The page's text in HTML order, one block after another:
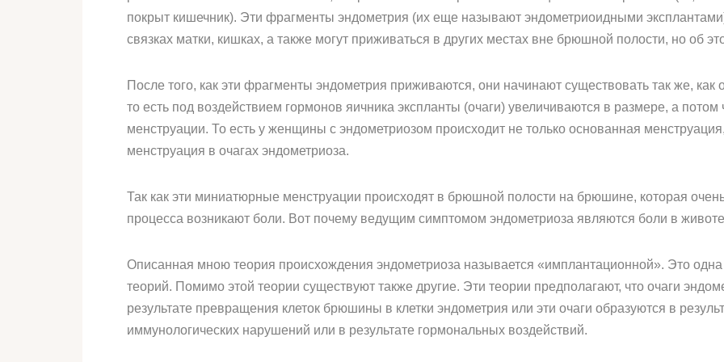
покрыт кишечник). Эти фрагменты эндометрия (их еще называют эндометриоидными
связках матки, кишках, а также могут приживаться в других местах вне брюшной полости, но об
После того, как эти фрагменты эндометрия приживаются, они начинают существовать так же, как
то есть под воздействием гормонов яичника экспланты (очаги) увеличиваются в размере, а потом
менструации. То есть у женщины с эндометриозом происходит не только основанная
менструация в очагах эндометриоза.
Так как эти миниатюрные менструации происходят в брюшной полости на брюшине, которая
процесса возникают боли. Вот почему ведущим симптомом эндометриоза являются боли в
Описанная мною теория происхождения эндометриоза называется «имплантационной». Это
теорий. Помимо этой теории существуют также другие. Эти теории предполагают, что очаги
результате превращения клеток брюшины в клетки эндометрия или эти очаги образуются в
иммунологических нарушений или в результате гормональных воздействий.